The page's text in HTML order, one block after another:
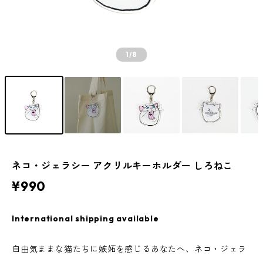
1/8
ネコ・ジェラシー アクリルキーホルダー しろねこ
¥990
International shipping available
自由気ままな猫たちに嫉妬を感じるあなたへ、ネコ・ジェラ